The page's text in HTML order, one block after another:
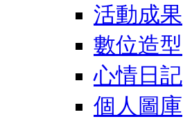
活動成果
數位造型
心情日記
個人圖庫